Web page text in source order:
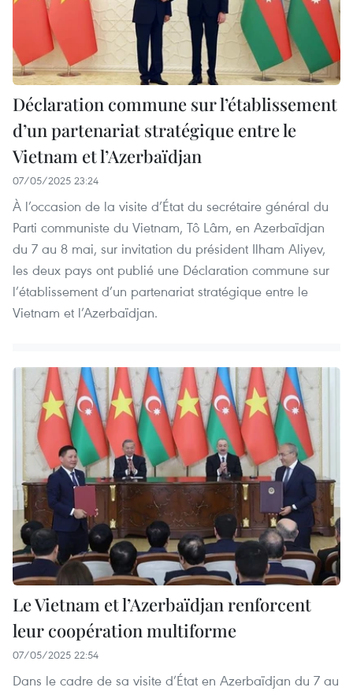
Déclaration commune sur l’établissement
d’un partenariat stratégique entre le
Vietnam et l’Azerbaïdjan
07/05/2025 23:24
À l’occasion de la visite d’État du secrétaire général du
Parti communiste du Vietnam, Tô Lâm, en Azerbaïdjan
du 7 au 8 mai, sur invitation du président Ilham Aliyev,
les deux pays ont publié une Déclaration commune sur
l’établissement d’un partenariat stratégique entre le
Vietnam et l’Azerbaïdjan.
Le Vietnam et l’Azerbaïdjan renforcent
leur coopération multiforme
07/05/2025 22:54
Dans le cadre de sa visite d’État en Azerbaïdjan du 7 au